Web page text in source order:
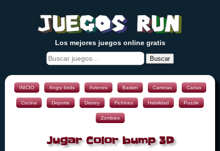
Los mejores juegos online gratis
Buscar
INICIO Angry birds Aviones Basket Carreras Cartas
Cocina Deporte Disney Fichines Habilidad Puzzle
Zombies
Jugar Color bump 3D